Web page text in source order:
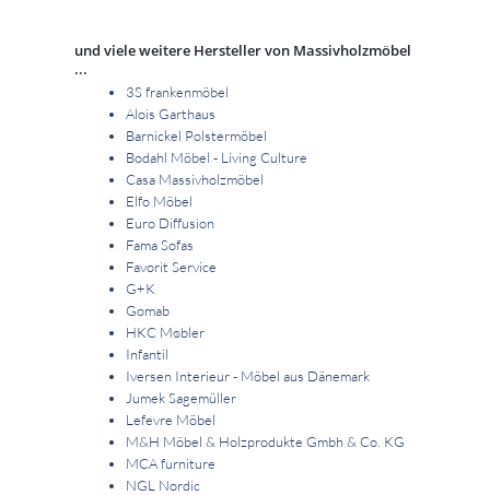
und viele weitere Hersteller von Massivholzmöbel
...
3S frankenmöbel
Alois Garthaus
Barnickel Polstermöbel
Bodahl Möbel - Living Culture
Casa Massivholzmöbel
Elfo Möbel
Euro Diffusion
Fama Sofas
Favorit Service
G+K
Gomab
HKC Møbler
Infantil
Iversen Interieur - Möbel aus Dänemark
Jumek Sagemüller
Lefevre Möbel
M&H Möbel & Holzprodukte Gmbh & Co. KG
MCA furniture
NGL Nordic